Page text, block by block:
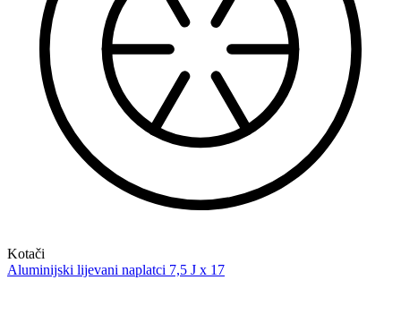
Kotači
Aluminijski lijevani naplatci 7,5 J x 17